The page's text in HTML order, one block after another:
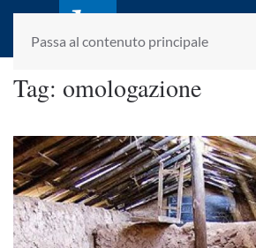
Passa al contenuto principale
fondato da Romano
Tag: omologazione